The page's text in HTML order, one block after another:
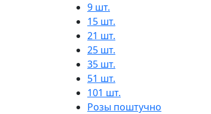
9 шт.
15 шт.
21 шт.
25 шт.
35 шт.
51 шт.
101 шт.
Розы поштучно